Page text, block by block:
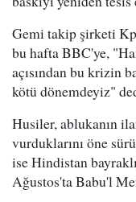
Gemi takip şirketi
bu hafta BBC'ye,
açısından bu krizin
kötü dönemdeyiz"
Husiler, ablukanın
vurduklarını öne
ise Hindistan
Ağustos'ta Babu'l